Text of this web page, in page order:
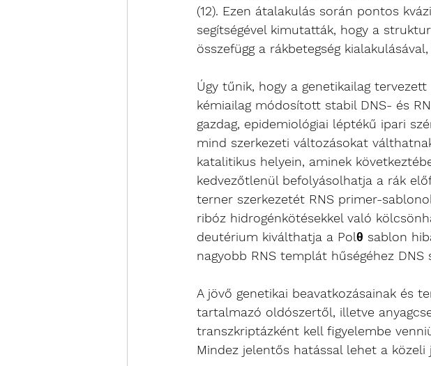
(12). Ezen átalakulás során pontos
segítségével kimutatták, hogy a
Úgy tűnik, hogy a genetikailag
kémiailag módosított stabil DNS- és
gazdag, epidemiológiai léptékű ipari
mind szerkezeti változásokat
katalitikus helyein, aminek
kedvezőtlenül befolyásolhatja a rák
terner szerkezetét RNS primer-
ribóz hidrogénkötésekkel való
deutérium kiválthatja a Polθ sablon
nagyobb RNS templát hűségéhez DNS
A jövő genetikai beavatkozásainak és
tartalmazó oldószertől, illetve
transzkriptázként kell figyelembe
Mindez jelentős hatással lehet a